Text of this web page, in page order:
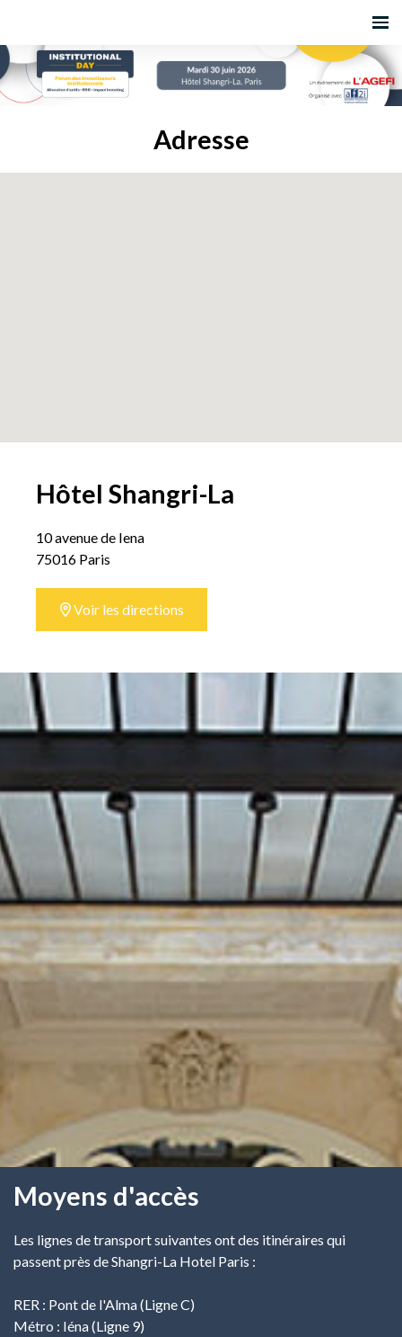
Adresse
Hôtel Shangri-La
10 avenue de Iena
75016 Paris
Voir les directions
Moyens d'accès
Les lignes de transport suivantes ont des itinéraires qui
passent près de Shangri-La Hotel Paris :
RER : Pont de l'Alma (Ligne C)
Métro : Iéna (Ligne 9)